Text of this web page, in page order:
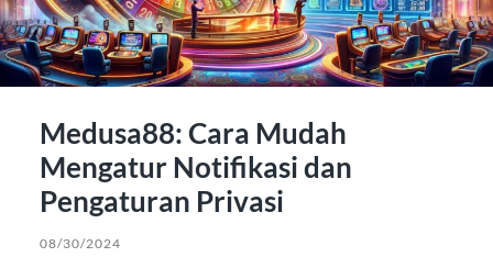
Medusa88: Cara Mudah
Mengatur Notifikasi dan
Pengaturan Privasi
08/30/2024